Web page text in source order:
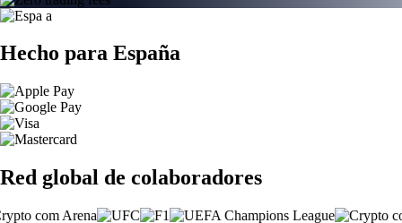
Hecho para España
Red global de colaboradores